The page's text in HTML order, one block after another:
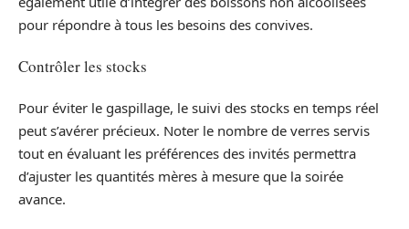
pour répondre à tous les besoins des convives.
Contrôler les stocks
Pour éviter le gaspillage, le suivi des stocks en temps réel
peut s’avérer précieux. Noter le nombre de verres servis
tout en évaluant les préférences des invités permettra
d’ajuster les quantités mères à mesure que la soirée
avance.